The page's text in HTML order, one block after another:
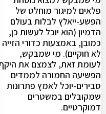
פלאים למיגור מוחלט של
הפשע-ייאלץ לבלות בעולם
הדמיון (הוא יוכל לעשות כן,
כמובן, באמצעות כדורי הזייה
לא חוקיים). מי שמבקש,
לעומת זאת, לצמצם את היקף
הפשיעה החמורה לממדים
סבירים-יוכל לאמץ פתרונות
שמקובלים במשטרים
דמוקרטיים.